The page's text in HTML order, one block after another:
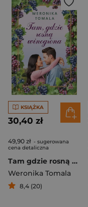
KSIĄŻKA
30,40 zł
49,90 zł - sugerowana
cena detaliczna
Tam gdzie rosną winogrona
Weronika Tomala
8,4 (20)